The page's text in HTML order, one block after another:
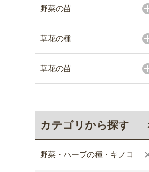
野菜の苗
草花の種
草花の苗
カテゴリから探す
野菜・ハーブの種・キノコ